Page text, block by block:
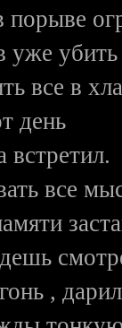
порыве
уже убить
все в
день
встретил.
все
,